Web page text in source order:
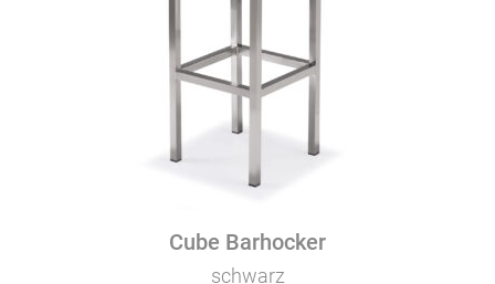
Cube Barhocker
schwarz